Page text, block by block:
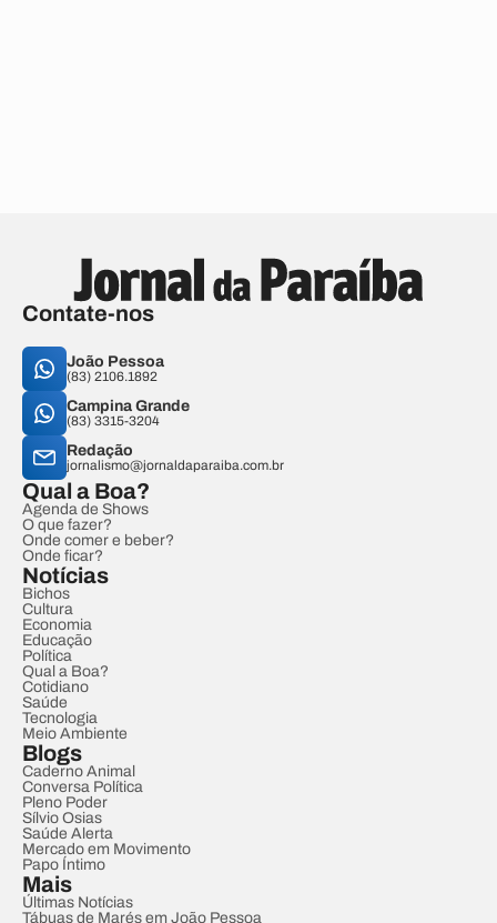
Contate-nos
João Pessoa
(83) 2106.1892
Campina Grande
(83) 3315-3204
Redação
jornalismo@jornaldaparaiba.com.br
Qual a Boa?
Agenda de Shows
O que fazer?
Onde comer e beber?
Onde ficar?
Notícias
Bichos
Cultura
Economia
Educação
Política
Qual a Boa?
Cotidiano
Saúde
Tecnologia
Meio Ambiente
Blogs
Caderno Animal
Conversa Política
Pleno Poder
Sílvio Osias
Saúde Alerta
Mercado em Movimento
Papo Íntimo
Mais
Últimas Notícias
Tábuas de Marés em João Pessoa